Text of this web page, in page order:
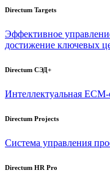
Directum Targets
Эффективное
достижение ключевых
Directum СЭД+
Интеллектуальная ECM-
Directum Projects
Система управления
Directum HR Pro